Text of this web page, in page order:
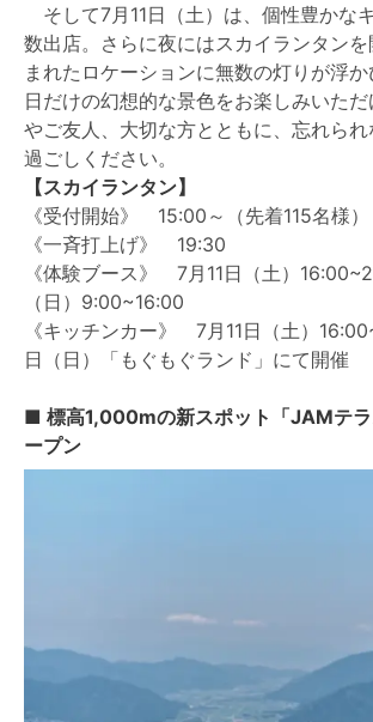
そして7月11日（土）は、個性豊かな
数出店。さらに夜にはスカイランタン
まれたロケーションに無数の灯りが浮
日だけの幻想的な景色をお楽しみいた
やご友人、大切な方とともに、忘れら
過ごしください。
【スカイランタン】
《受付開始》 15:00～（先着115名様）
《一斉打上げ》 19:30
《体験ブース》 7月11日（土）
（日）9:00~16:00
《キッチンカー》 7月11日（土）
日（日）「もぐもぐランド」にて開催
■ 標高1,000mの新スポット「JAMテ
ープン